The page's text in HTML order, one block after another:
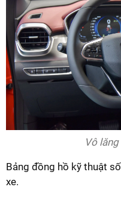
Vô
Bảng đồng hồ kỹ thuật
xe.